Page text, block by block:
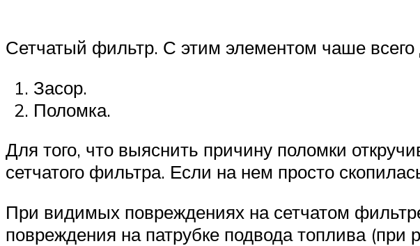
Сетчатый фильтр. С этим элементом чаше
Засор.
Поломка.
Для того, что выяснить причину поломки
сетчатого фильтра. Если на нем просто
При видимых повреждениях на сетчатом
повреждения на патрубке подвода топлива (при